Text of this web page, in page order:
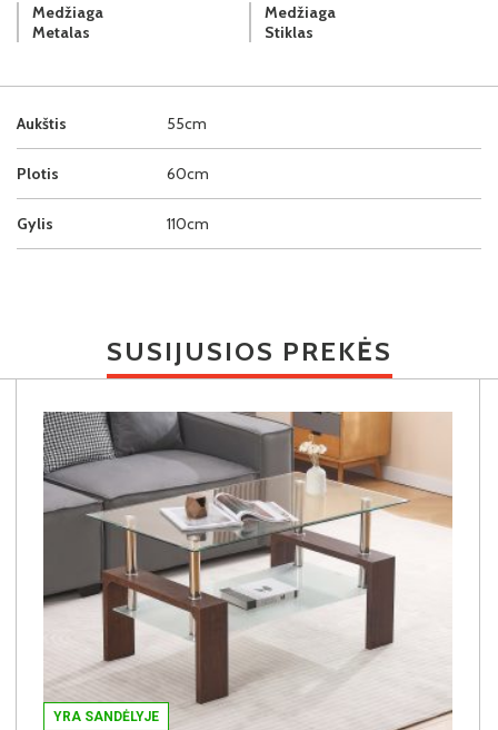
Aukštis 55cm
Plotis 60cm
Gylis 110cm
Medžiaga
Metalas
Medžiaga
Stiklas
SUSIJUSIOS PREKĖS
YRA SANDĖLYJE